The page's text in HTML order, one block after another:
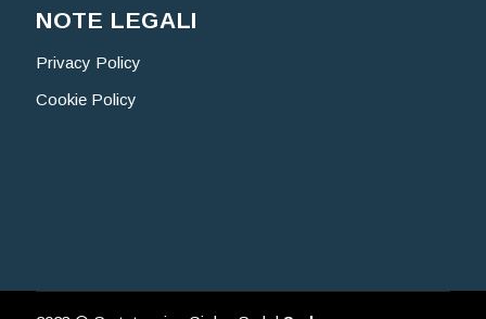
NOTE LEGALI
Privacy Policy
Cookie Policy